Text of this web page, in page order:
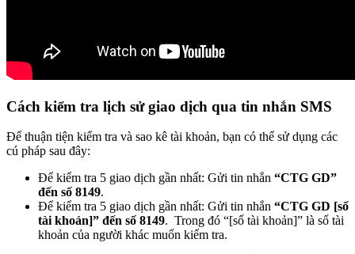
Cách kiểm tra lịch sử giao dịch qua tin nhắn SMS
Để thuận tiện kiểm tra và sao kê tài khoản, bạn có thể sử dụng các
cú pháp sau đây:
Để kiểm tra 5 giao dịch gần nhất: Gửi tin nhắn “CTG GD”
đến số 8149.
Để kiểm tra 5 giao dịch gần nhất: Gửi tin nhắn “CTG GD [số
tài khoản]” đến số 8149. Trong đó “[số tài khoản]” là số tài
khoản của người khác muốn kiểm tra.